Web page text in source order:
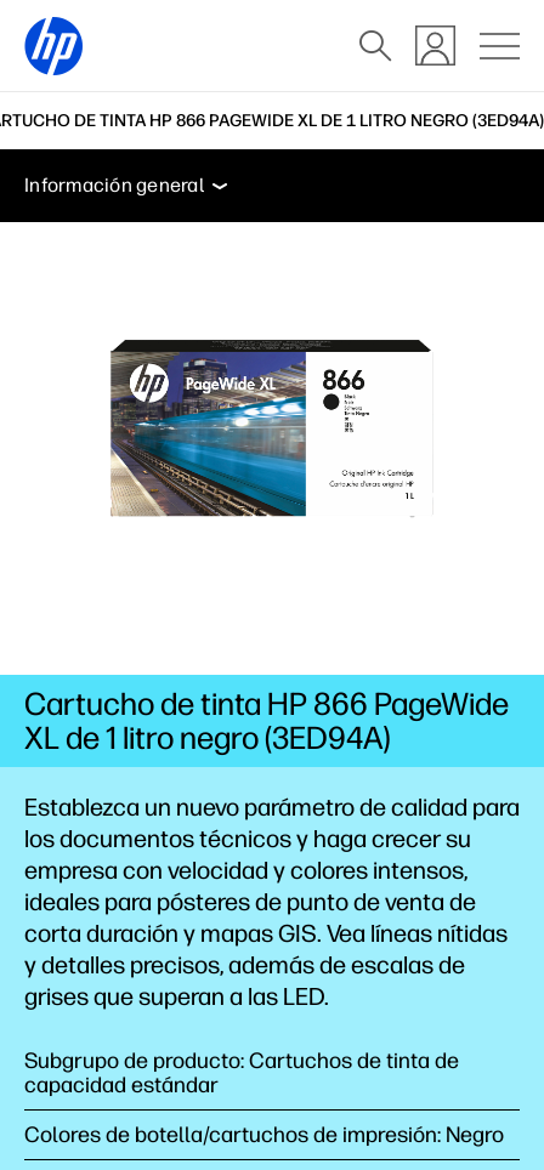
DE TINTA HP 866 PAGEWIDE XL DE 1 LITRO NEGRO (3ED94A)
Información general
Soporte
Información general
Establezca un nuevo parámetro de calidad para
los documentos técnicos y haga crecer su
empresa con velocidad y colores intensos,
ideales para pósteres de punto de venta de
corta duración y mapas GIS. Vea líneas nítidas
y detalles precisos, además de escalas de
grises que superan a las LED.
Subgrupo de producto: Cartuchos de tinta de
capacidad estándar
Colores de botella/cartuchos de impresión: Negro
Cartucho de tinta HP 866 PageWide
XL de 1 litro negro (3ED94A)